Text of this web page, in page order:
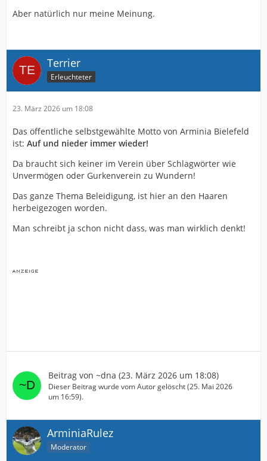
Aber natürlich nur meine Meinung.
Terrier
Erleuchteter
23. März 2026 um 18:08
Das öffentliche selbstgewählte Motto von Arminia Bielefeld
ist: Auf und nieder immer wieder!
Da braucht sich keiner im Verein über Schlagwörter wie
Unvermögen oder Gurkenverein zu Wundern!
Das ganze Thema Beleidigung, ist hier an den Haaren
herbeigezogen worden.
Man schreibt ja schon nicht dass, was man wirklich denkt!
Beitrag von ~dna (23. März 2026 um 18:08)
Dieser Beitrag wurde vom Autor gelöscht (25. Mai 2026
um 16:59).
ArminiaRulez
Moderator